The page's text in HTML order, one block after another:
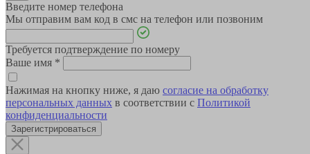
Введите номер телефона
Мы отправим вам код в смс на телефон или позвоним
Требуется подтверждение по номеру
Ваше имя *
Нажимая на кнопку ниже, я даю согласие на обработку
персональных данных в соответствии с Политикой
конфиденциальности
Зарегистрироваться